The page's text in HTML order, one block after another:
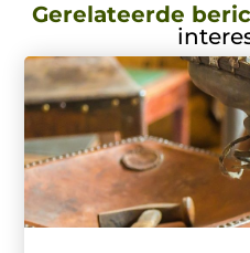
Gerelateerde